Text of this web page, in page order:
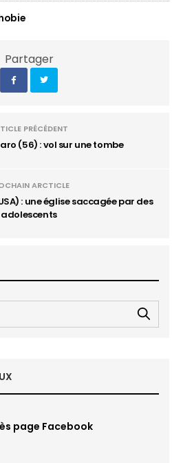
Partager
PRÉCÉDENT
(56) : vol sur une tombe
ARCTICLE
: une église saccagée par des
adolescents
page Facebook